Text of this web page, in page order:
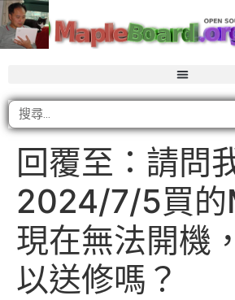
回覆至：請問
2024/7/5買的
現在無法開機
以送修嗎？